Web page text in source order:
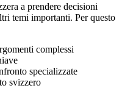
a prendere decisioni
temi importanti. Per questo
complessi
specializzate
svizzero